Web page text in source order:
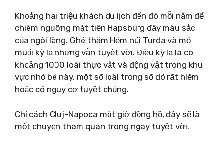
Khoảng hai triệu khách du lịch đến đó mỗi năm để
chiêm ngưỡng mặt tiền Hapsburg đầy màu sắc
của ngôi làng. Ghé thăm Hẻm núi Turda và mỏ
muối kỳ lạ nhưng vẫn tuyệt vời. Điều kỳ lạ là có
khoảng 1000 loài thực vật và động vật trong khu
vực nhỏ bé này, một số loài trong số đó rất hiếm
hoặc có nguy cơ tuyệt chủng.
Chỉ cách Cluj-Napoca một giờ đồng hồ, đây sẽ là
một chuyến tham quan trong ngày tuyệt vời.